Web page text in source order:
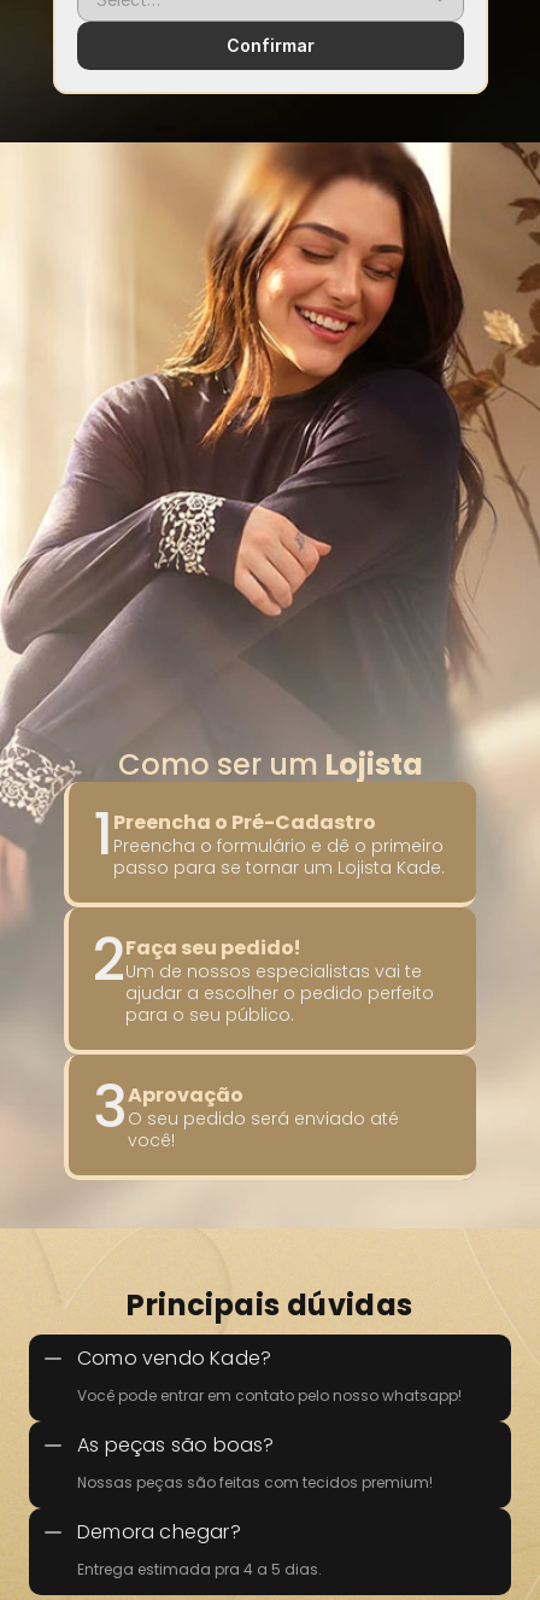
Como ser um Lojista
1 Preencha o Pré-Cadastro
Preencha o formulário e dê o primeiro
passo para se tornar um Lojista Kade.
2Faça seu pedido!
Um de nossos especialistas vai te
ajudar a escolher o pedido perfeito
para o seu público.
3Aprovação
O seu pedido será enviado até
você!
Principais dúvidas
Como vendo Kade?
Você pode entrar em contato pelo nosso whatsapp!
As peças são boas?
Nossas peças são feitas com tecidos premium!
Demora chegar?
Entrega estimada pra 4 a 5 dias.
Confirmar